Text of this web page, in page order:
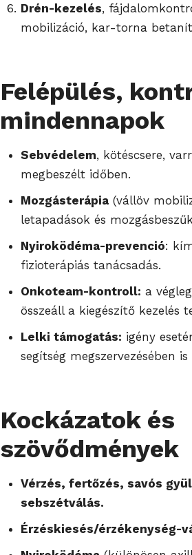
Drén-kezelés,
mobilizáció, kar-torna
Felépülés,
mindennapok
Sebvédelem, kötéscsere,
megbeszélt időben.
Mozgásterápia (vállöv
letapadások és
Nyiroködéma-prevenció:
fizioterápiás tanácsadás.
Onkoteam-kontroll: a
összeáll a kiegészítő kezelés
Lelki támogatás: igény
segítség megszervezésében
Kockázatok és
szövődmények
Vérzés, fertőzés, savós
sebszétválás.
Érzéskiesés/érzékenység-